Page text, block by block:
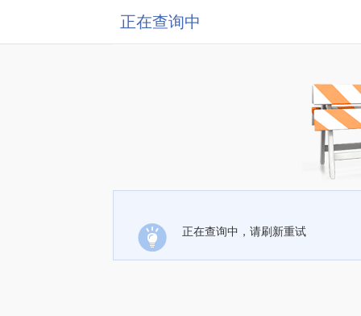
正在查询中
正在查询中，请刷新重试